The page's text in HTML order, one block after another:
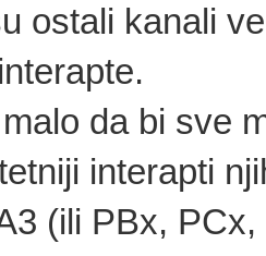
ostali kanali
da bi sve
interapti
(ili PBx,